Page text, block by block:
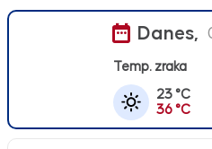
Danes,
Temp. zraka
23 °C
36 °C